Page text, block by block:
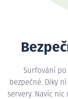
Surfování
bezpečné. Díky
servery. Navíc nic